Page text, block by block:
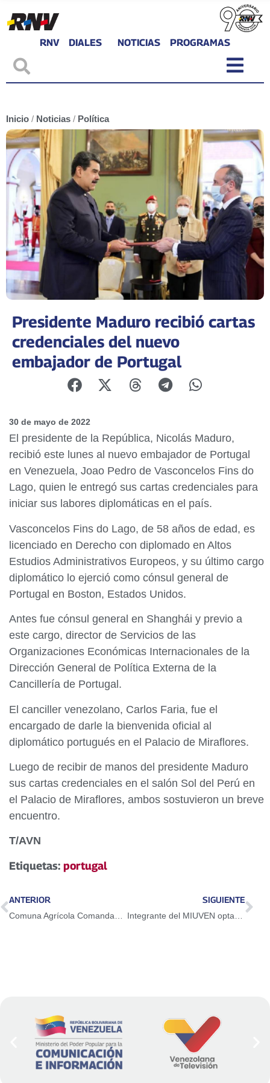
RNV DIALES NOTICIAS PROGRAMAS
Inicio / Noticias / Política
Presidente Maduro recibió cartas
credenciales del nuevo
embajador de Portugal
30 de mayo de 2022
El presidente de la República, Nicolás Maduro,
recibió este lunes al nuevo embajador de Portugal
en Venezuela, Joao Pedro de Vasconcelos Fins do
Lago, quien le entregó sus cartas credenciales para
iniciar sus labores diplomáticas en el país.
Vasconcelos Fins do Lago, de 58 años de edad, es
licenciado en Derecho con diplomado en Altos
Estudios Administrativos Europeos, y su último cargo
diplomático lo ejerció como cónsul general de
Portugal en Boston, Estados Unidos.
Antes fue cónsul general en Shanghái y previo a
este cargo, director de Servicios de las
Organizaciones Económicas Internacionales de la
Dirección General de Política Externa de la
Cancillería de Portugal.
El canciller venezolano, Carlos Faria, fue el
encargado de darle la bienvenida oficial al
diplomático portugués en el Palacio de Miraflores.
Luego de recibir de manos del presidente Maduro
sus cartas credenciales en el salón Sol del Perú en
el Palacio de Miraflores, ambos sostuvieron un breve
encuentro.
T/AVN
Etiquetas: portugal
ANTERIOR SIGUIENTE